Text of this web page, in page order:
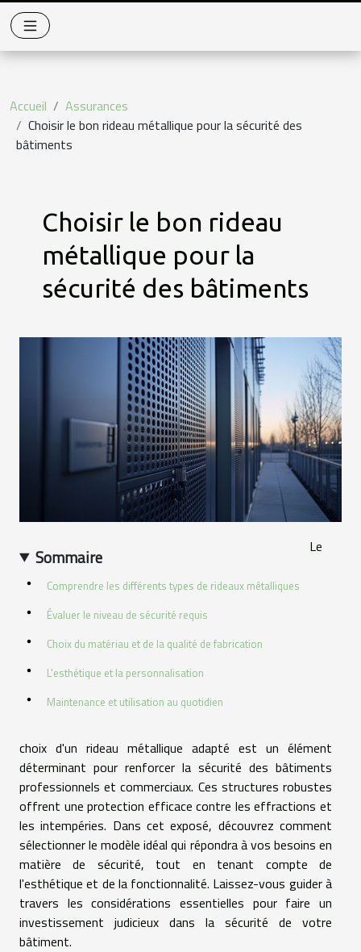
Accueil
Assurances
Choisir le bon rideau métallique pour la sécurité des
bâtiments
Choisir le bon rideau
métallique pour la
sécurité des bâtiments
Sommaire
Comprendre les différents types de rideaux métalliques
Évaluer le niveau de sécurité requis
Choix du matériau et de la qualité de fabrication
L'esthétique et la personnalisation
Maintenance et utilisation au quotidien
Le
choix d'un rideau métallique adapté est un élément
déterminant pour renforcer la sécurité des bâtiments
professionnels et commerciaux. Ces structures robustes
offrent une protection efficace contre les effractions et
les intempéries. Dans cet exposé, découvrez comment
sélectionner le modèle idéal qui répondra à vos besoins en
matière de sécurité, tout en tenant compte de
l'esthétique et de la fonctionnalité. Laissez-vous guider à
travers les considérations essentielles pour faire un
investissement judicieux dans la sécurité de votre
bâtiment.